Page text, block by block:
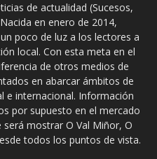
de actualidad (Sucesos,
en enero de 2014,
poco de luz a los lectores a
local. Con esta meta en el
de otros medios de
en abarcar ámbitos de
e internacional. Información
por supuesto en el mercado
mostrar O Val Miñor, O
todos los puntos de vista.